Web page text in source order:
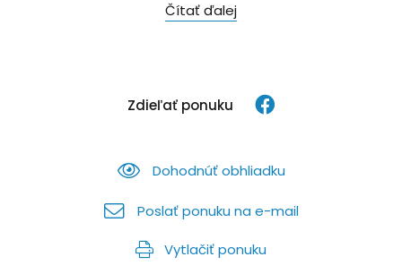
Čítať ďalej
Zdieľať ponuku
Dohodnúť obhliadku
Poslať ponuku na e-mail
Vytlačiť ponuku